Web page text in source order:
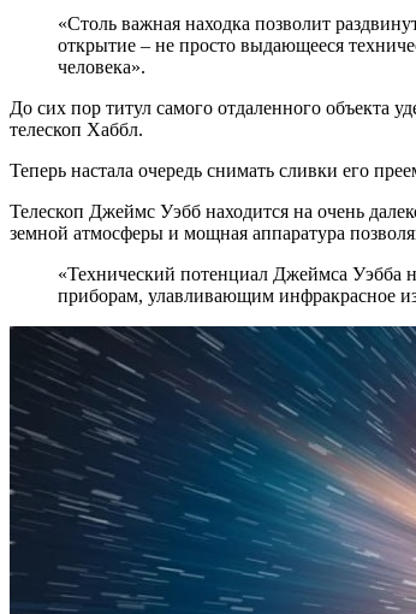
«Столь важная находка позволит
открытие – не просто выдающееся
человека».
До сих пор титул самого отдаленного объекта
телескоп Хаббл.
Теперь настала очередь снимать сливки его
Телескоп Джеймс Уэбб находится на очень
земной атмосферы и мощная аппаратура
«Технический потенциал Джеймса Уэбба
приборам, улавливающим инфракрасное